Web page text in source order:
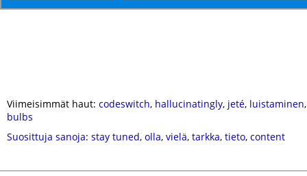
Viimeisimmät haut: codeswitch, hallucinatingly, jeté, luistaminen
bulbs
Suosittuja sanoja: stay tuned, olla, vielä, tarkka, tieto, content